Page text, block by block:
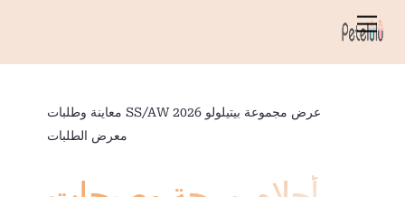
تخطي
قائمة
الطعام
عرض مجموعة بيتيلولو SS/AW 2026 معاينة وطلبات
معرض الطلبات